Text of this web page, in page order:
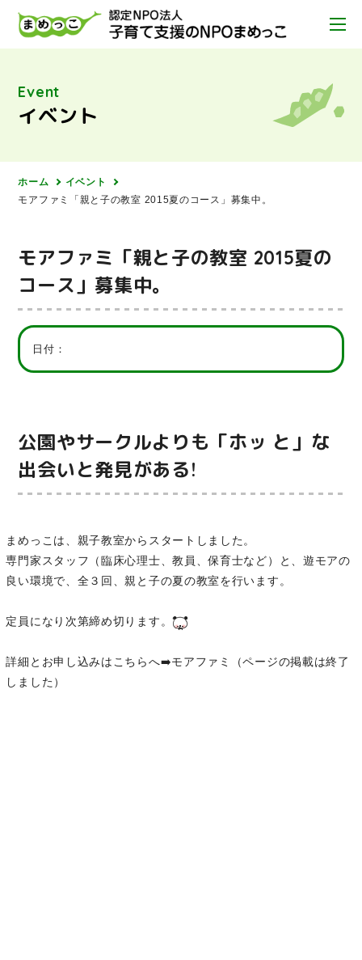
Event
イベント
ホーム
イベント
モアファミ「親と子の教室 2015夏のコース」募集中。
モアファミ「親と子の教室 2015夏の
コース」募集中。
日付：
公園やサークルよりも「ホッ と」な
出会いと発見がある!
まめっこは、親子教室からスタートしました。
専門家スタッフ（臨床心理士、教員、保育士など）と、遊モアの
良い環境で、全３回、親と子の夏の教室を行います。
定員になり次第締め切ります。
詳細とお申し込みはこちらへ➡️モアファミ（ページの掲載は終了
しました）